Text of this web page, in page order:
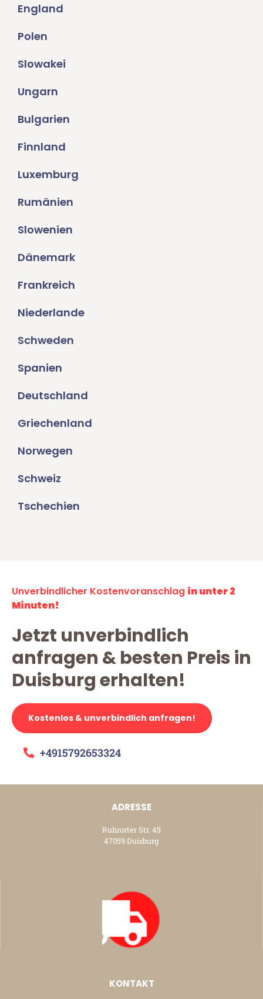
England
Polen
Slowakei
Ungarn
Bulgarien
Finnland
Luxemburg
Rumänien
Slowenien
Dänemark
Frankreich
Niederlande
Schweden
Spanien
Deutschland
Griechenland
Norwegen
Schweiz
Tschechien
Unverbindlicher Kostenvoranschlag in unter 2
Minuten!
Jetzt unverbindlich
anfragen & besten Preis in
Duisburg erhalten!
Kostenlos & unverbindlich anfragen!
+4915792653324
ADRESSE
Ruhrorter Str. 45
47059 Duisburg
KONTAKT